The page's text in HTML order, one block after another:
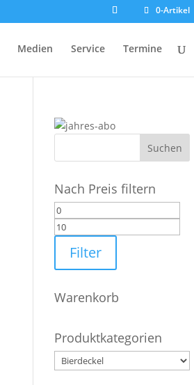
0-Artikel
Medien Service Termine
Nach Preis filtern
Min.
Preis
Filter
Warenkorb
Produktkategorien